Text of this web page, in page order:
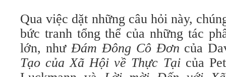
Qua việc dặt những câu hỏi này,
bức tranh tổng thể của những tác
lớn, nhưĐám Đông Cô Đơn của
Tạo của Xã Hội về Thực Tạicủa